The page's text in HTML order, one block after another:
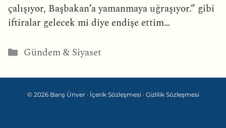
çalışıyor, Başbakan’a yamanmaya uğraşıyor.” gibi
iftiralar gelecek mi diye endişe ettim…
Kategoriler
Gündem & Siyaset
© 2026 Barış Ünver · İçerik Sözleşmesi · Gizlilik Sözleşmesi